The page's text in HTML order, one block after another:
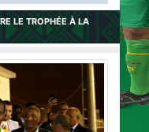
LE TROPHÉE À LA